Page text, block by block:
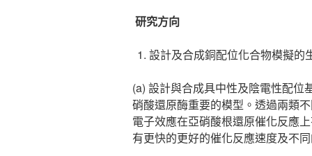
研究方向
設計及合成銅配位化合物模擬的
(a) 設計與合成具中性及陰電性配位
硝酸還原酶重要的模型。透過兩類
電子效應在亞硝酸根還原催化反應
有更快的更好的催化反應速度及不